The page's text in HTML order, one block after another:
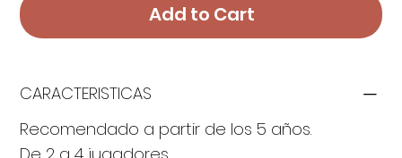
Add to Cart
CARACTERISTICAS
Recomendado a partir de los 5 años.